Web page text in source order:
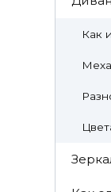
Как